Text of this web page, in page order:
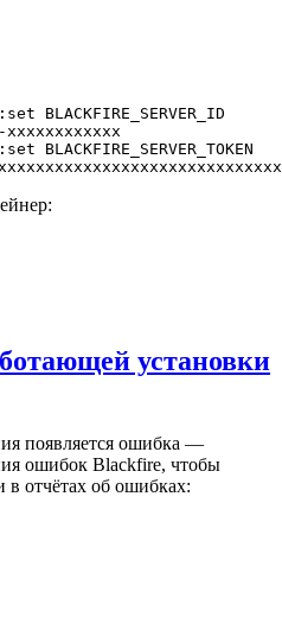
set
set
установки
появляется ошибка —
ошибок Blackfire, чтобы
отчётах об ошибках: